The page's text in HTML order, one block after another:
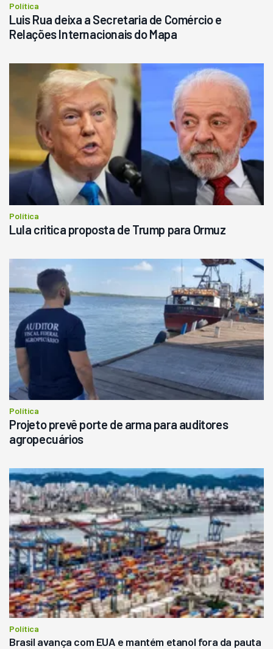
Política
Luis Rua deixa a Secretaria de Comércio e
Relações Internacionais do Mapa
Política
Lula critica proposta de Trump para Ormuz
Política
Projeto prevê porte de arma para auditores
agropecuários
Política
Brasil avança com EUA e mantém etanol fora da pauta